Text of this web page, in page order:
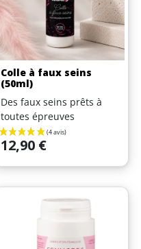
Colle à faux seins
(50ml)
Des faux seins prêts à
toutes épreuves
Prix
12,90 €